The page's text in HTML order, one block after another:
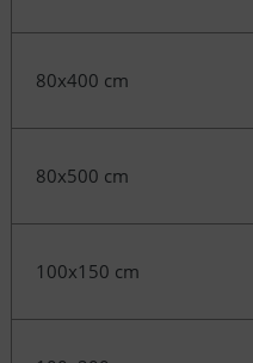
80x400 cm
80x500 cm
100x150 cm